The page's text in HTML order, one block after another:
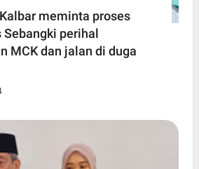
meminta proses
Sebangki perihal
MCK dan jalan di duga